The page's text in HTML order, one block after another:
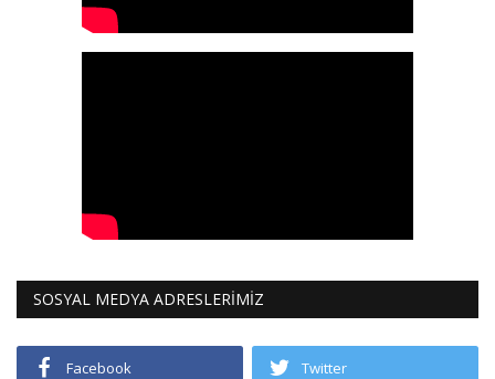
SOSYAL MEDYA ADRESLERİMİZ
Facebook Twitter